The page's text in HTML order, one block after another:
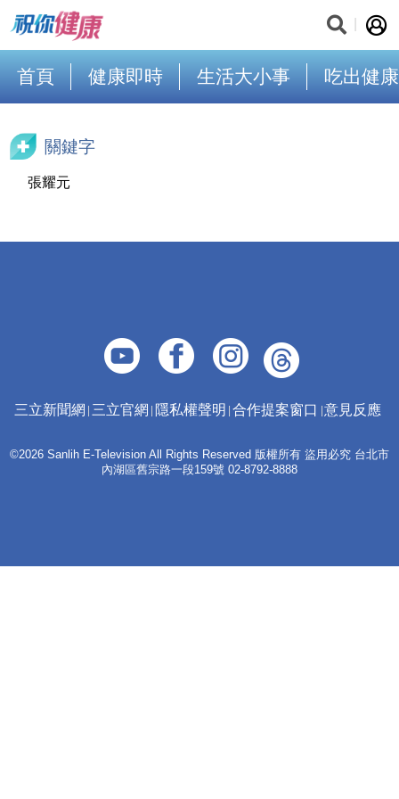
首頁 健康即時 生活大小事 吃出健康
關鍵字
張耀元
三立新聞網 三立官網 隱私權聲明 合作提案窗口 意見反應
©2026 Sanlih E-Television All Rights Reserved 版權所有 盜用必究 台北市
內湖區舊宗路一段159號 02-8792-8888